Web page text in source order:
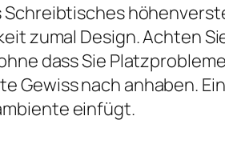
Schreibtisches
zumal Design. Achten
dass Sie
Gewiss nach anhaben.
einfügt.